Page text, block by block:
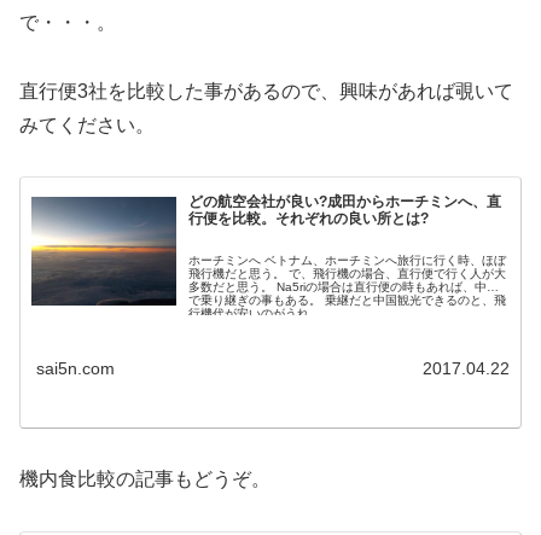
で・・・。
直行便3社を比較した事があるので、興味があれば覗いて
みてください。
どの航空会社が良い?成田からホーチミンへ、直
行便を比較。それぞれの良い所とは?
ホーチミンへ ベトナム、ホーチミンへ旅行に行く時、ほぼ
飛行機だと思う。 で、飛行機の場合、直行便で行く人が大
多数だと思う。 Na5riの場合は直行便の時もあれば、中国
で乗り継ぎの事もある。 乗継だと中国観光できるのと、飛
行機代が安いのがうれ...
sai5n.com 2017.04.22
機内食比較の記事もどうぞ。